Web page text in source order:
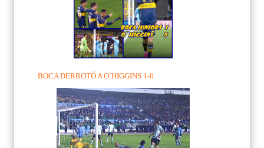
BOCA DERROTÓ A O´HIGGINS 1-0